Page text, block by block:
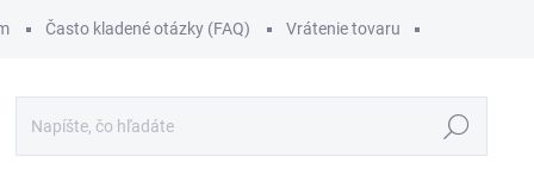
Často kladené otázky (FAQ) Vrátenie tovaru
Hľadať